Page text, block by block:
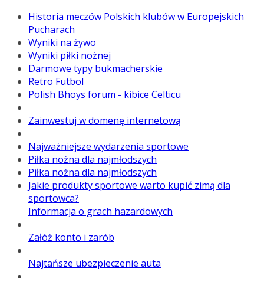
Historia meczów Polskich klubów w Europejskich
Pucharach
Wyniki na żywo
Wyniki piłki nożnej
Darmowe typy bukmacherskie
Retro Futbol
Polish Bhoys forum - kibice Celticu
Zainwestuj w domenę internetową
Najważniejsze wydarzenia sportowe
Piłka nożna dla najmłodszych
Piłka nożna dla najmłodszych
Jakie produkty sportowe warto kupić zimą dla
sportowca?
Informacja o grach hazardowych
Załóż konto i zarób
Najtańsze ubezpieczenie auta